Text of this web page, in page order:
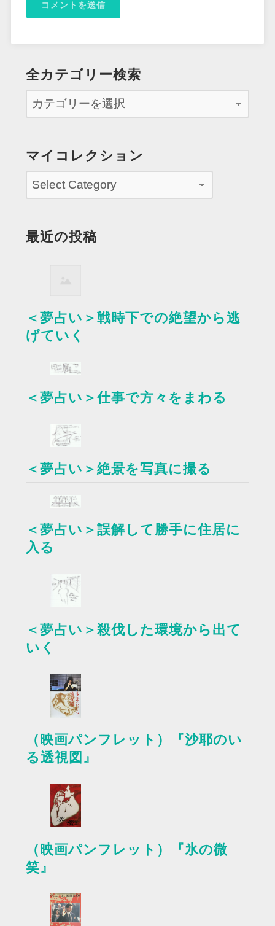
全カテゴリー検索
マイコレクション
最近の投稿
＜夢占い＞戦時下での絶望から逃
げていく
＜夢占い＞仕事で方々をまわる
＜夢占い＞絶景を写真に撮る
＜夢占い＞誤解して勝手に住居に
入る
＜夢占い＞殺伐した環境から出て
いく
（映画パンフレット）『沙耶のい
る透視図』
（映画パンフレット）『氷の微
笑』